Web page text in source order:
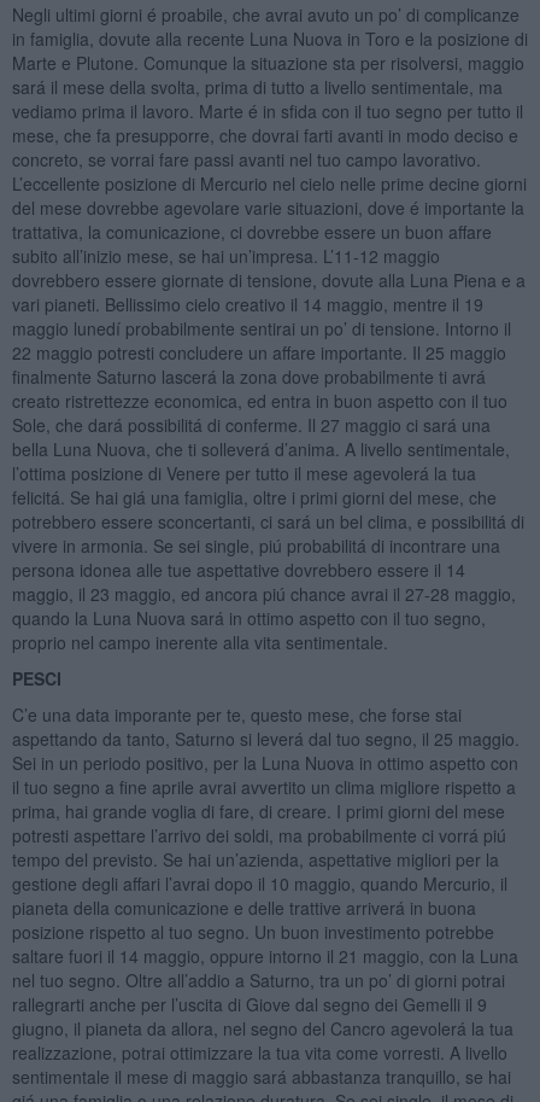
Negli ultimi giorni é proabile, che avrai avuto un po’ di complicanze
in famiglia, dovute alla recente Luna Nuova in Toro e la posizione di
Marte e Plutone. Comunque la situazione sta per risolversi, maggio
sará il mese della svolta, prima di tutto a livello sentimentale, ma
vediamo prima il lavoro. Marte é in sfida con il tuo segno per tutto il
mese, che fa presupporre, che dovrai farti avanti in modo deciso e
concreto, se vorrai fare passi avanti nel tuo campo lavorativo.
L’eccellente posizione di Mercurio nel cielo nelle prime decine giorni
del mese dovrebbe agevolare varie situazioni, dove é importante la
trattativa, la comunicazione, ci dovrebbe essere un buon affare
subito all’inizio mese, se hai un’impresa. L’11-12 maggio
dovrebbero essere giornate di tensione, dovute alla Luna Piena e a
vari pianeti. Bellissimo cielo creativo il 14 maggio, mentre il 19
maggio lunedí probabilmente sentirai un po’ di tensione. Intorno il
22 maggio potresti concludere un affare importante. Il 25 maggio
finalmente Saturno lascerá la zona dove probabilmente ti avrá
creato ristrettezze economica, ed entra in buon aspetto con il tuo
Sole, che dará possibilitá di conferme. Il 27 maggio ci sará una
bella Luna Nuova, che ti solleverá d’anima. A livello sentimentale,
l’ottima posizione di Venere per tutto il mese agevolerá la tua
felicitá. Se hai giá una famiglia, oltre i primi giorni del mese, che
potrebbero essere sconcertanti, ci sará un bel clima, e possibilitá di
vivere in armonia. Se sei single, piú probabilitá di incontrare una
persona idonea alle tue aspettative dovrebbero essere il 14
maggio, il 23 maggio, ed ancora piú chance avrai il 27-28 maggio,
quando la Luna Nuova sará in ottimo aspetto con il tuo segno,
proprio nel campo inerente alla vita sentimentale.
PESCI
C’e una data imporante per te, questo mese, che forse stai
aspettando da tanto, Saturno si leverá dal tuo segno, il 25 maggio.
Sei in un periodo positivo, per la Luna Nuova in ottimo aspetto con
il tuo segno a fine aprile avrai avvertito un clima migliore rispetto a
prima, hai grande voglia di fare, di creare. I primi giorni del mese
potresti aspettare l’arrivo dei soldi, ma probabilmente ci vorrá piú
tempo del previsto. Se hai un’azienda, aspettative migliori per la
gestione degli affari l’avrai dopo il 10 maggio, quando Mercurio, il
pianeta della comunicazione e delle trattive arriverá in buona
posizione rispetto al tuo segno. Un buon investimento potrebbe
saltare fuori il 14 maggio, oppure intorno il 21 maggio, con la Luna
nel tuo segno. Oltre all’addio a Saturno, tra un po’ di giorni potrai
rallegrarti anche per l’uscita di Giove dal segno dei Gemelli il 9
giugno, il pianeta da allora, nel segno del Cancro agevolerá la tua
realizzazione, potrai ottimizzare la tua vita come vorresti. A livello
sentimentale il mese di maggio sará abbastanza tranquillo, se hai